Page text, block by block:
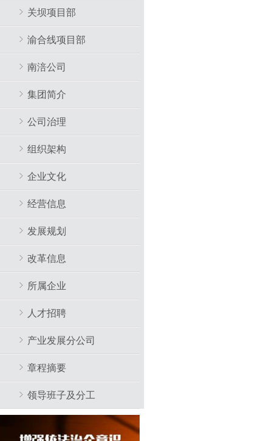
关坝项目部
渝合线项目部
南涪公司
集团简介
公司治理
组织架构
企业文化
经营信息
发展规划
改革信息
所属企业
人才招聘
产业发展分公司
章程摘要
领导班子及分工